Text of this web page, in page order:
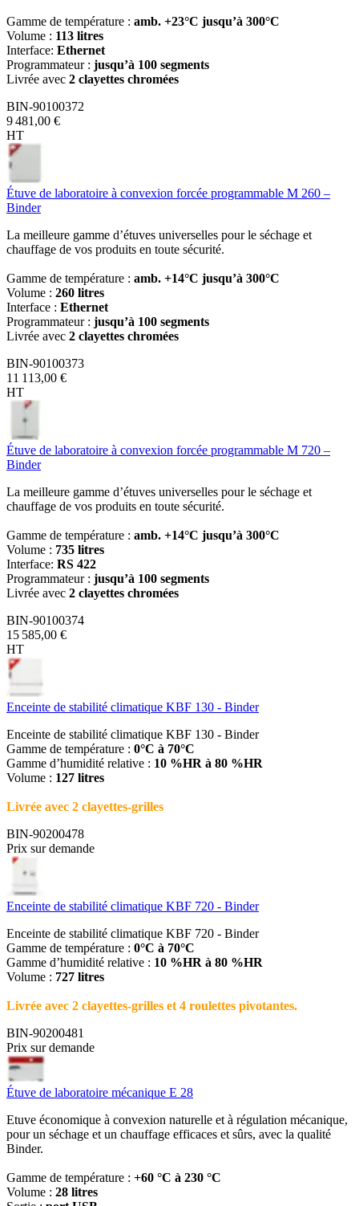
Gamme de température : amb. +23°C jusqu’à 300°C
Volume : 113 litres
Interface: Ethernet
Programmateur : jusqu’à 100 segments
Livrée avec 2 clayettes chromées
BIN-90100372
9 481,00 €
HT
Étuve de laboratoire à convexion forcée programmable M 260 –
Binder
La meilleure gamme d’étuves universelles pour le séchage et
chauffage de vos produits en toute sécurité.
Gamme de température : amb. +14°C jusqu’à 300°C
Volume : 260 litres
Interface : Ethernet
Programmateur : jusqu’à 100 segments
Livrée avec 2 clayettes chromées
BIN-90100373
11 113,00 €
HT
Étuve de laboratoire à convexion forcée programmable M 720 –
Binder
La meilleure gamme d’étuves universelles pour le séchage et
chauffage de vos produits en toute sécurité.
Gamme de température : amb. +14°C jusqu’à 300°C
Volume : 735 litres
Interface: RS 422
Programmateur : jusqu’à 100 segments
Livrée avec 2 clayettes chromées
BIN-90100374
15 585,00 €
HT
Enceinte de stabilité climatique KBF 130 - Binder
Enceinte de stabilité climatique KBF 130 - Binder
Gamme de température : 0°C à 70°C
Gamme d’humidité relative : 10 %HR à 80 %HR
Volume : 127 litres
Livrée avec 2 clayettes-grilles
BIN-90200478
Prix sur demande
Enceinte de stabilité climatique KBF 720 - Binder
Enceinte de stabilité climatique KBF 720 - Binder
Gamme de température : 0°C à 70°C
Gamme d’humidité relative : 10 %HR à 80 %HR
Volume : 727 litres
Livrée avec 2 clayettes-grilles et 4 roulettes pivotantes.
BIN-90200481
Prix sur demande
Étuve de laboratoire mécanique E 28
Etuve économique à convexion naturelle et à régulation mécanique,
pour un séchage et un chauffage efficaces et sûrs, avec la qualité
Binder.
Gamme de température : +60 °C à 230 °C
Volume : 28 litres